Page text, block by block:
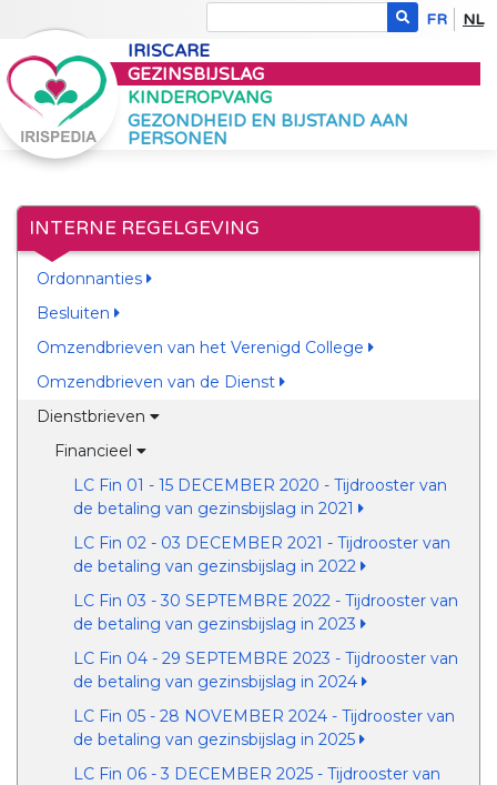
FR NL
IRISCARE
GEZINSBIJSLAG
KINDEROPVANG
GEZONDHEID EN BIJSTAND AAN
PERSONEN
INTERNE REGELGEVING
Ordonnanties
Besluiten
Omzendbrieven van het Verenigd College
Omzendbrieven van de Dienst
Dienstbrieven
Financieel
LC Fin 01 - 15 DECEMBER 2020 - Tijdrooster van
de betaling van gezinsbijslag in 2021
LC Fin 02 - 03 DECEMBER 2021 - Tijdrooster van
de betaling van gezinsbijslag in 2022
LC Fin 03 - 30 SEPTEMBRE 2022 - Tijdrooster van
de betaling van gezinsbijslag in 2023
LC Fin 04 - 29 SEPTEMBRE 2023 - Tijdrooster van
de betaling van gezinsbijslag in 2024
LC Fin 05 - 28 NOVEMBER 2024 - Tijdrooster van
de betaling van gezinsbijslag in 2025
LC Fin 06 - 3 DECEMBER 2025 - Tijdrooster van